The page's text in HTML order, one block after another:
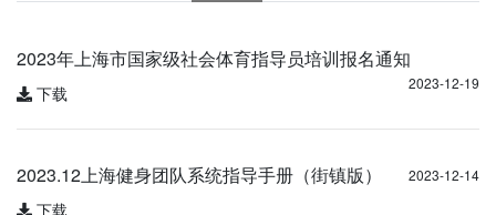
2023年上海市国家级社会体育指导员培训报名通知
2023-12-19
下载
2023.12上海健身团队系统指导手册（街镇版） 2023-12-14
下载